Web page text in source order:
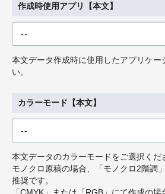
作成時使用アプリ【本文】
本文データ作成時に使用したアプリケー
い。
カラーモード【本文】
本文データのカラーモードをご選択くだ
モノクロ原稿の場合、「モノクロ2階調
推奨です。